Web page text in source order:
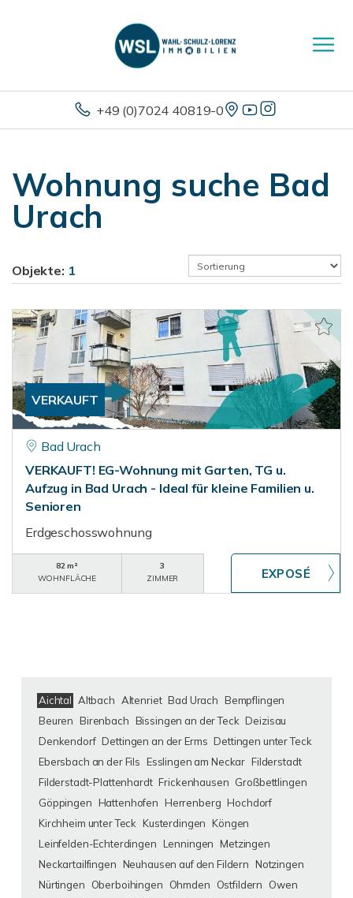
+49 (0)7024 40819-0
Wohnung suche Bad
Urach
Objekte: 1
VERKAUFT
Bad Urach
VERKAUFT! EG-Wohnung mit Garten, TG u.
Aufzug in Bad Urach - Ideal für kleine Familien u.
Senioren
Erdgeschosswohnung
82 m²
WOHNFLÄCHE
3
ZIMMER
Aichtal Altbach Altenriet Bad Urach
Bempflingen
Beuren
Birenbach Bissingen an der Teck Deizisau
Denkendorf Dettingen an der Erms Dettingen unter Teck
Ebersbach an der Fils
Esslingen am Neckar Filderstadt
Filderstadt-Plattenhardt Frickenhausen Großbettlingen
Göppingen
Hattenhofen Herrenberg Hochdorf
Kirchheim unter Teck
Kusterdingen
Köngen
Leinfelden-Echterdingen
Lenningen
Metzingen
Neckartailfingen
Neuhausen auf den Fildern
Notzingen
Nürtingen
Oberboihingen Ohmden Ostfildern
Owen